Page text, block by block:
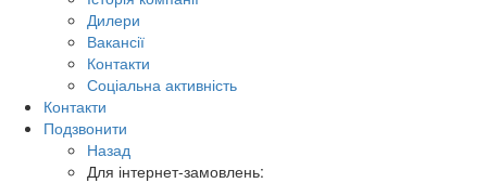
Дилери
Вакансії
Контакти
Соціальна активність
Контакти
Подзвонити
Назад
Для інтернет-замовлень: